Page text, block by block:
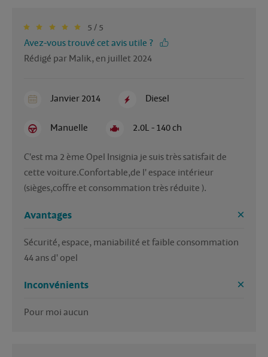
5 / 5
Avez-vous trouvé cet avis utile ?
Rédigé par Malik, en juillet 2024
Janvier 2014 Diesel
Manuelle 2.0L - 140 ch
C'est ma 2 ème Opel Insignia je suis très satisfait de
cette voiture.Confortable,de l' espace intérieur
(sièges,coffre et consommation très réduite ).
Avantages
Sécurité, espace, maniabilité et faible consommation
44 ans d' opel
Inconvénients
Pour moi aucun